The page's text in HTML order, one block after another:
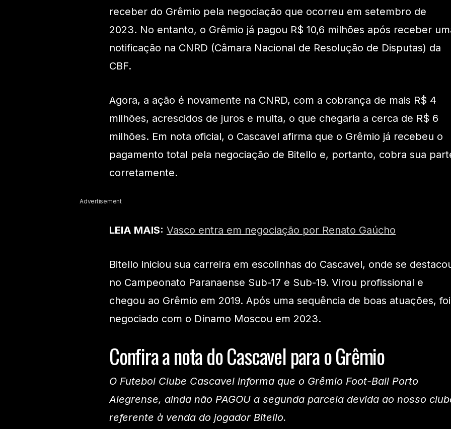
receber do Grêmio pela negociação que ocorreu em setembro de
2023. No entanto, o Grêmio já pagou R$ 10,6 milhões após receber
notificação na CNRD (Câmara Nacional de Resolução de Disputas) da
CBF.
Agora, a ação é novamente na CNRD, com a cobrança de mais R$ 4
milhões, acrescidos de juros e multa, o que chegaria a cerca de R$ 6
milhões. Em nota oficial, o Cascavel afirma que o Grêmio já recebeu o
pagamento total pela negociação de Bitello e, portanto, cobra sua
corretamente.
Advertisement
LEIA MAIS: Vasco entra em negociação por Renato Gaúcho
Bitello iniciou sua carreira em escolinhas do Cascavel, onde se
no Campeonato Paranaense Sub-17 e Sub-19. Virou profissional e
chegou ao Grêmio em 2019. Após uma sequência de boas atuações, foi
negociado com o Dínamo Moscou em 2023.
Confira a nota do Cascavel para o Grêmio
O Futebol Clube Cascavel informa que o Grêmio Foot-Ball Porto
Alegrense, ainda não PAGOU a segunda parcela devida ao nosso
referente à venda do jogador Bitello.